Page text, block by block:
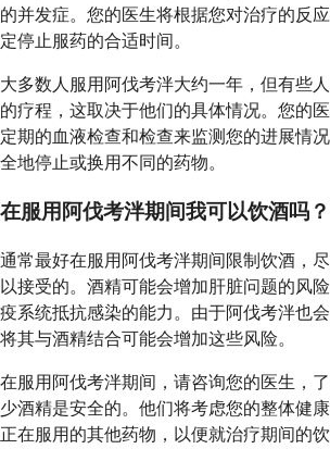
的并发症。您的医生将根据您对治疗的反
定停止服药的合适时间。
大多数人服用阿伐考泮大约一年，但有些
的疗程，这取决于他们的具体情况。您的
定期的血液检查和检查来监测您的进展情
全地停止或换用不同的药物。
在服用阿伐考泮期间我可以饮酒吗？
通常最好在服用阿伐考泮期间限制饮酒，
以接受的。酒精可能会增加肝脏问题的风
疫系统抵抗感染的能力。由于阿伐考泮也
将其与酒精结合可能会增加这些风险。
在服用阿伐考泮期间，请咨询您的医生，
少酒精是安全的。他们将考虑您的整体健
正在服用的其他药物，以便就治疗期间的